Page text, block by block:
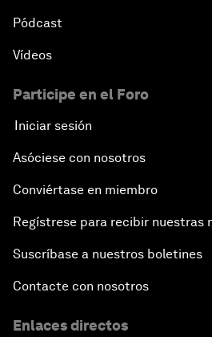
Pódcast
Vídeos
Participe en el Foro
Iniciar sesión
Asóciese con nosotros
Conviértase en miembro
Regístrese para recibir nuestras
Suscríbase a nuestros boletines
Contacte con nosotros
Enlaces directos